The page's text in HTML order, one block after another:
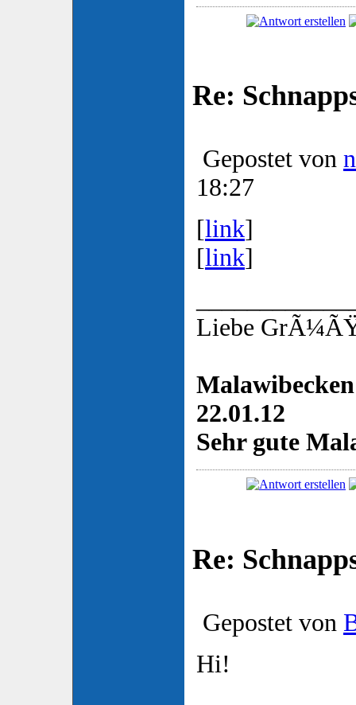
Re:
Gepostet von
18:27
[link]
[link]
Liebe
22.01.12
Sehr gute
Re:
Gepostet von
Hi!